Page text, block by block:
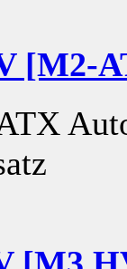
[M2-